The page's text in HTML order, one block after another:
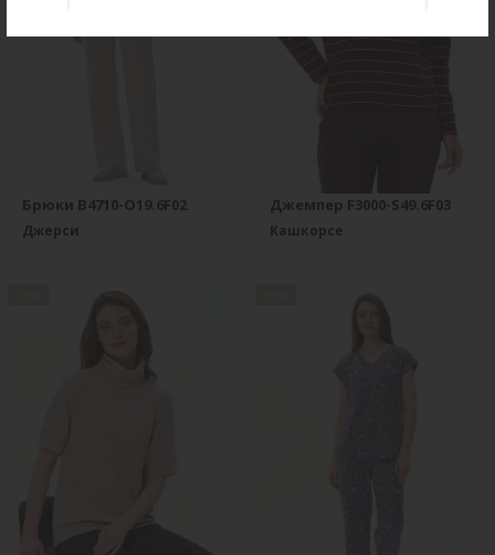
Брюки B4710-O19.6F02
Джерси
Джемпер F3000-S49.6F03
Кашкорсе